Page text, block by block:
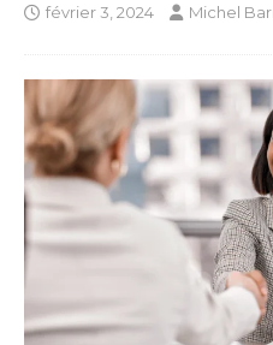
février 3, 2024 Michel